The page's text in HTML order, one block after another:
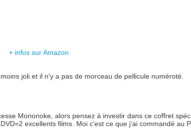
+ infos sur Amazon
joli et il n'y a pas de morceau de pellicule numéroté.
Mononoke, alors pensez à investir dans ce coffret
excellents films. Moi c'est ce que j'ai commandé au